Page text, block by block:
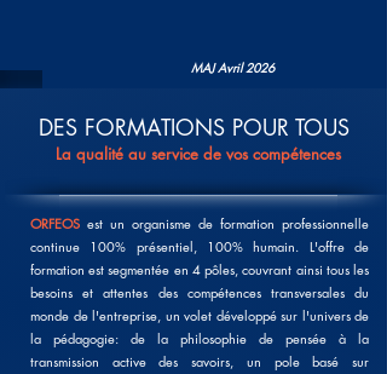
MAJ Avril 2026
DES FORMATIONS POUR TOUS
La qualité au service de vos compétences
ORFEOS est un organisme de formation professionnelle
continue 100% présentiel, 100% humain. L'offre de
formation est segmentée en 4 pôles, couvrant ainsi tous les
besoins et attentes des compétences transversales du
monde de l'entreprise, un volet développé sur l'univers de
la pédagogie: de la philosophie de pensée à la
transmission active des savoirs, un pole basé sur